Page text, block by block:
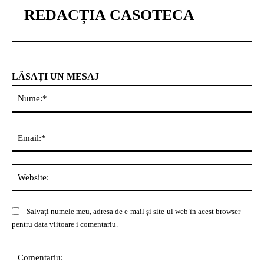
REDACȚIA CASOTECA
LĂSAȚI UN MESAJ
Salvați numele meu, adresa de e-mail și site-ul web în acest browser
pentru data viitoare i comentariu.